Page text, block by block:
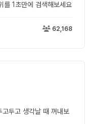
를 1초만에 검색해보세요
62,168
두고 생각날 때 꺼내보